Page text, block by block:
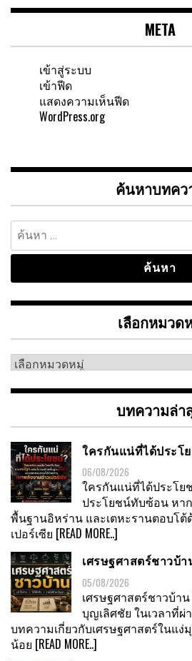
META
เข้าสู่ระบบ
เข้าฟีด
แสดงความเห็นฟีด
WordPress.org
ค้นหาบทคว
ค้นหา
สำหรับ:
เลือกหมวด
เลือก
หมู่
บทความล่า
ใครกันแน่ที่ได้ประโ
06/08/2026
ใครกันแน่ที่ได้ประโย
ประโยชน์ทับซ้อน หา
พื้นฐานอิหร่าน และเตหะรานตอบโต้
เปอร์เซีย [READ MORE..]
เศรษฐศาสตร์ชาวบ้า
05/08/2026
เศรษฐศาสตร์ชาวบ้า
บุญเลิศชัย ในเวลาที่
บทความเกี่ยวกับเศรษฐศาสตร์ในแง่
น้อย [READ MORE..]